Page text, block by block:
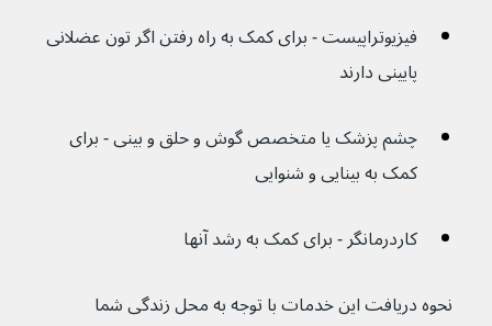
فیزیوتراپیست - برای کمک به راه رفتن اگر تون عضلانی
پایینی دارند
چشم پزشک یا متخصص گوش و حلق و بینی - برای
کمک به بینایی و شنوایی
کاردرمانگر - برای کمک به رشد آنها
نحوه دریافت این خدمات با توجه به محل زندگی شما